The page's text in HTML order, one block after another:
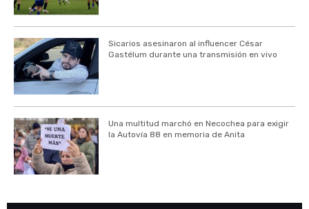
Sicarios asesinaron al influencer César
Gastélum durante una transmisión en vivo
Una multitud marchó en Necochea para exigir
la Autovía 88 en memoria de Anita